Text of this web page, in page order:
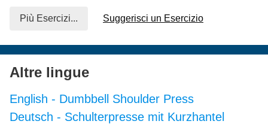
Più Esercizi... Suggerisci un Esercizio
Altre lingue
English - Dumbbell Shoulder Press
Deutsch - Schulterpresse mit Kurzhantel